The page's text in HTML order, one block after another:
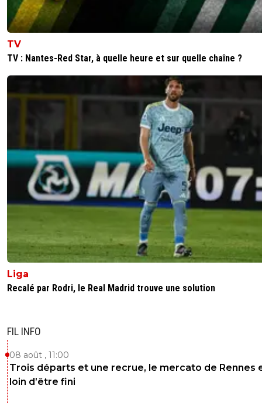
TV
TV : Nantes-Red Star, à quelle heure et sur quelle chaîne ?
Liga
Recalé par Rodri, le Real Madrid trouve une solution
FIL INFO
08 août , 11:00
Trois départs et une recrue, le mercato de Rennes
loin d’être fini